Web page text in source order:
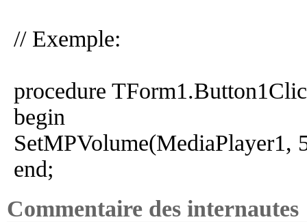
// Exemple:
procedure
begin
SetMPVolume(MediaPlayer1,
end;
Commentaire des internautes